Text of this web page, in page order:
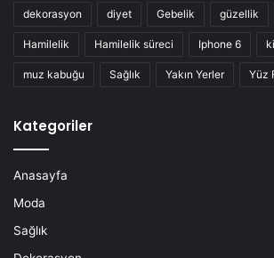
dekorasyon diyet Gebelik güzellik
Hamilelik Hamilelik süreci Iphone 6
muz kabuğu Sağlık Yakın Yerler Yüz
Kategoriler
Anasayfa
Moda
Sağlık